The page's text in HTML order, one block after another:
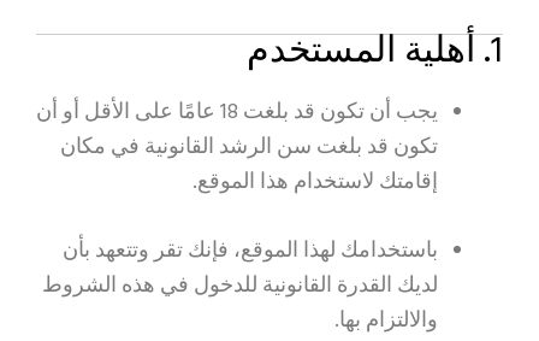
1. أهلية المستخدم
يجب أن تكون قد بلغت 18 عامًا على الأقل أو أن
تكون قد بلغت سن الرشد القانونية في مكان
إقامتك لاستخدام هذا الموقع.
باستخدامك لهذا الموقع، فإنك تقر وتتعهد بأن
لديك القدرة القانونية للدخول في هذه الشروط
والالتزام بها.